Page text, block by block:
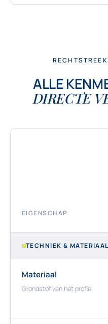
ALLE
DIRECTE
EIGENSCHAP
TECHNIEK & MATERIAAL
Materiaal
Grondstof van het profiel